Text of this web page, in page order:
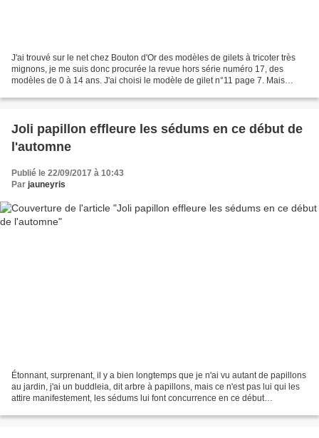
J'ai trouvé sur le net chez Bouton d'Or des modèles de gilets à tricoter très
mignons, je me suis donc procurée la revue hors série numéro 17, des
modèles de 0 à 14 ans. J'ai choisi le modèle de gilet n°11 page 7. Mais
Joli papillon effleure les sédums en ce début de
l'automne
Publié le 22/09/2017 à 10:43
Par jauneyris
Étonnant, surprenant, il y a bien longtemps que je n'ai vu autant de papillons
au jardin, j'ai un buddleia, dit arbre à papillons, mais ce n'est pas lui qui les
attire manifestement, les sédums lui font concurrence en ce début